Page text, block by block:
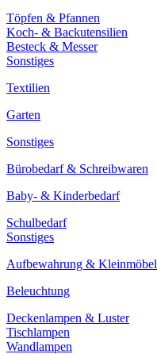
Töpfen & Pfannen
Koch- & Backutensilien
Besteck & Messer
Sonstiges
Textilien
Garten
Sonstiges
Bürobedarf & Schreibwaren
Baby- & Kinderbedarf
Schulbedarf
Sonstiges
Aufbewahrung & Kleinmöbel
Beleuchtung
Deckenlampen & Luster
Tischlampen
Wandlampen